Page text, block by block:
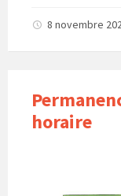
8 novembre
horaire